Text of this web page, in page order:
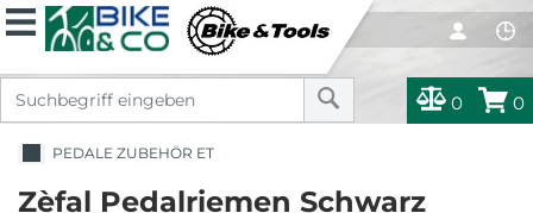
0 0
PEDALE ZUBEHÖR ET
Zèfal Pedalriemen Schwarz